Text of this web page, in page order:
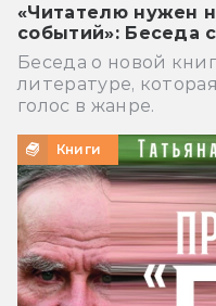
«Читателю нужен
событий»: Беседа
Беседа о новой
литературе,
голос в жанре.
Книги